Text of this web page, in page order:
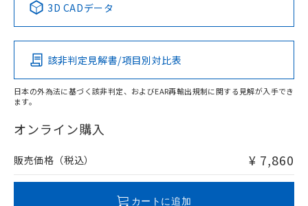
Pb Hg Cd Cr(VI)
O
在庫等で未対応品が混在する可能性があります。
問い合わせください。
この製品の規格認証/適合状況ページへ
その他の認証はこちらのページからご検索ください
3D CADデータ
該非判定見解書/項目別対比表
日本の外為法に基づく該非判定、およびEAR再輸出規制に関する見解が入手でき
ます。
オンライン購入
販売価格（税込） ¥ 7,860
カートに追加